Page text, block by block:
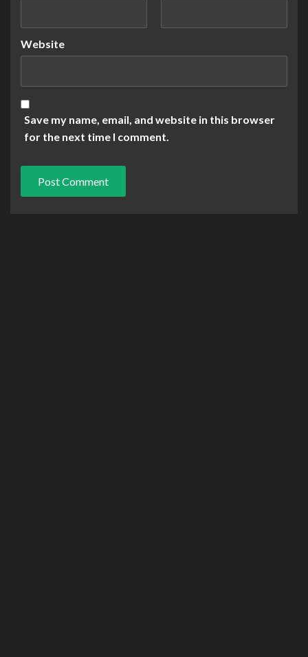
Website
Save my name, email, and website in this browser
for the next time I comment.